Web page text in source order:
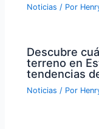
Noticias / Por
Descubre
terreno en
tendencias
Noticias / Por